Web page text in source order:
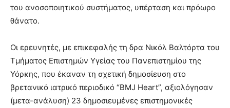
του ανοσοποιητικού συστήματος, υπέρταση και πρόωρο
θάνατο.
Οι ερευνητές, με επικεφαλής τη δρα Νικόλ Βαλτόρτα του
Τμήματος Επιστημών Υγείας του Πανεπιστημίου της
Υόρκης, που έκαναν τη σχετική δημοσίευση στο
βρετανικό ιατρικό περιοδικό “BMJ Heart”, αξιολόγησαν
(μετα-ανάλυση) 23 δημοσιευμένες επιστημονικές